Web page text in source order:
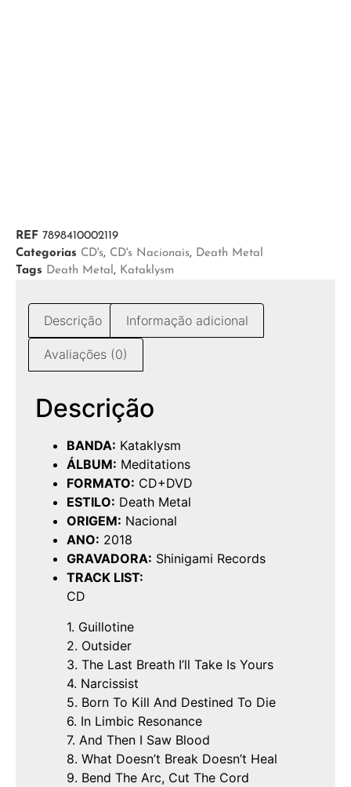
REF 7898410002119
Categorias CD's, CD's Nacionais, Death Metal
Tags Death Metal, Kataklysm
Descrição Informação adicional
Avaliações (0)
Descrição
BANDA: Kataklysm
ÁLBUM: Meditations
FORMATO: CD+DVD
ESTILO: Death Metal
ORIGEM: Nacional
ANO: 2018
GRAVADORA: Shinigami Records
TRACK LIST:
CD
1. Guillotine
2. Outsider
3. The Last Breath I’ll Take Is Yours
4. Narcissist
5. Born To Kill And Destined To Die
6. In Limbic Resonance
7. And Then I Saw Blood
8. What Doesn’t Break Doesn’t Heal
9. Bend The Arc, Cut The Cord